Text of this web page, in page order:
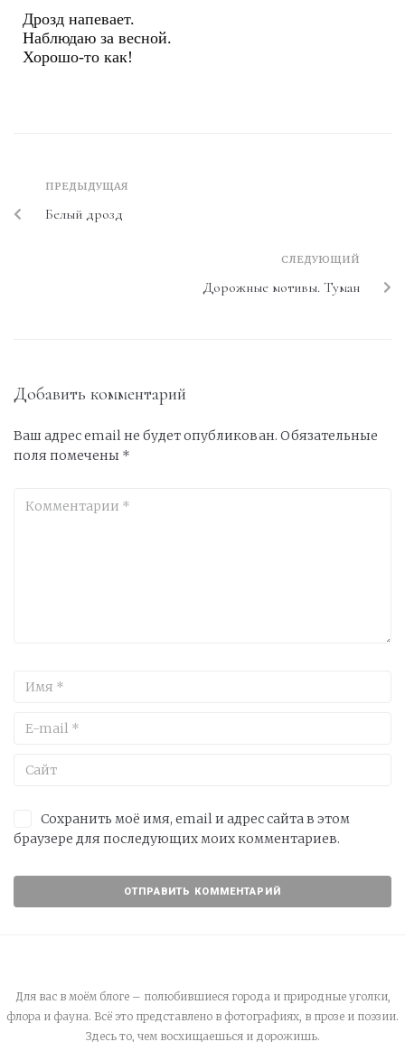
Дрозд напевает.
Наблюдаю за весной.
Хорошо-то как!
ПРЕДЫДУЩАЯ
Белый дрозд
СЛЕДУЮЩИЙ
Дорожные мотивы. Туман
Добавить комментарий
Ваш адрес email не будет опубликован. Обязательные
поля помечены *
Сохранить моё имя, email и адрес сайта в этом
браузере для последующих моих комментариев.
Для вас в моём блоге – полюбившиеся города и природные уголки,
флора и фауна. Всё это представлено в фотографиях, в прозе и поэзии.
Здесь то, чем восхищаешься и дорожишь.